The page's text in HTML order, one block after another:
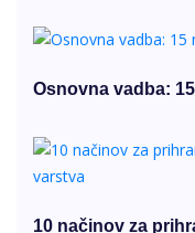
Osnovna vadba:
10 načinov za